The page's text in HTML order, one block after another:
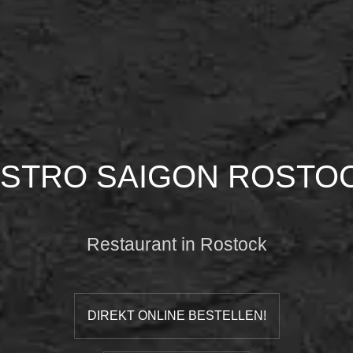
SAIGON
Restaurant in Rostock
DIREKT ONLINE BESTELLEN!